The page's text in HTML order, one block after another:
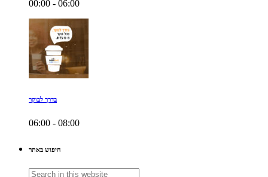
00:00 - 06:00
בדרך לבוקר
06:00 - 08:00
חיפוש באתר